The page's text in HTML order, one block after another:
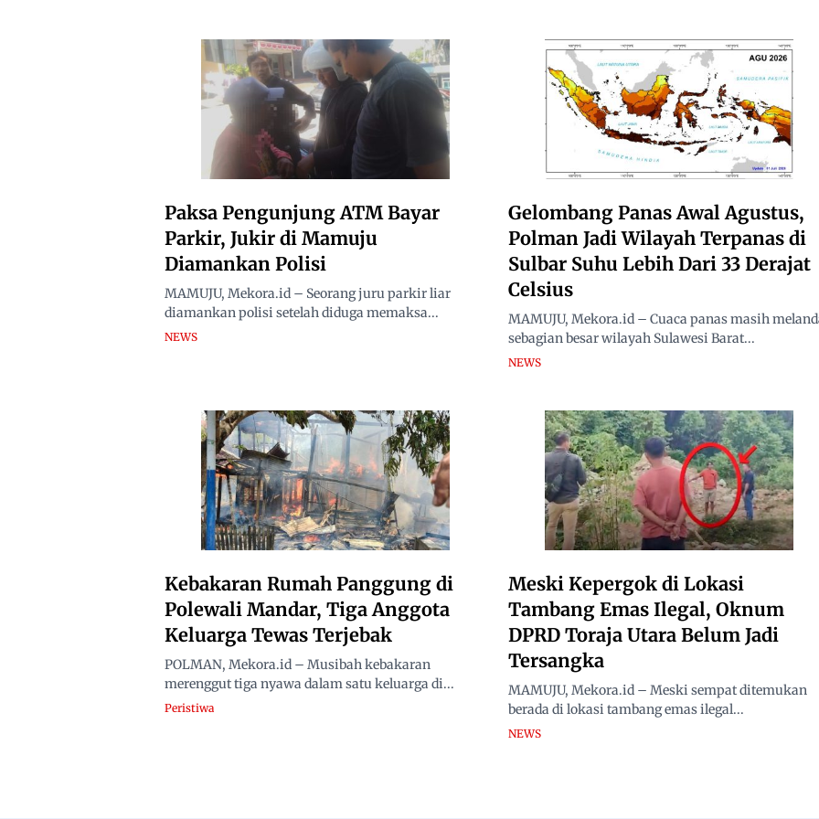
Paksa Pengunjung ATM Bayar
Parkir, Jukir di Mamuju
Diamankan Polisi
MAMUJU, Mekora.id – Seorang juru parkir liar
diamankan polisi setelah diduga memaksa...
NEWS
Gelombang Panas Awal Agustus,
Polman Jadi Wilayah Terpanas di
Sulbar Suhu Lebih Dari 33 Derajat
Celsius
MAMUJU, Mekora.id – Cuaca panas masih
sebagian besar wilayah Sulawesi Barat...
NEWS
Kebakaran Rumah Panggung di
Polewali Mandar, Tiga Anggota
Keluarga Tewas Terjebak
POLMAN, Mekora.id – Musibah kebakaran
merenggut tiga nyawa dalam satu keluarga di...
Peristiwa
Meski Kepergok di Lokasi
Tambang Emas Ilegal, Oknum
DPRD Toraja Utara Belum Jadi
Tersangka
MAMUJU, Mekora.id – Meski sempat ditemukan
berada di lokasi tambang emas ilegal...
NEWS